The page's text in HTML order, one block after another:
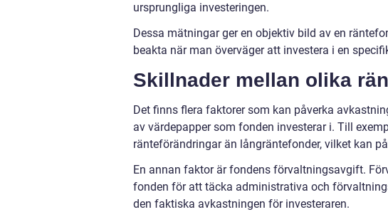
ursprungliga investeringen.
Dessa mätningar ger en objektiv bild av en
beakta när man överväger att investera i en
Skillnader mellan olika
Det finns flera faktorer som kan påverka
av värdepapper som fonden investerar i. Till
ränteförändringar än långräntefonder, vilket kan
En annan faktor är fondens förvaltningsavgift.
fonden för att täcka administrativa och
den faktiska avkastningen för investeraren.